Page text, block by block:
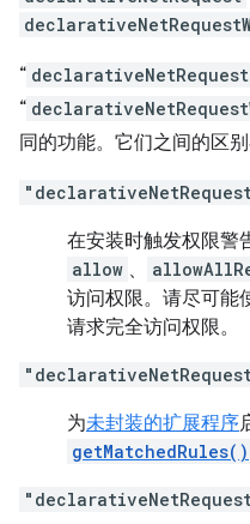
“ declarativeNetRequest
“
同的功能。它们之间的区
在安装时触发权限警
allow 、
访问权限。请尽可能
请求完全访问权限。
为未封装的扩展程序
getMatchedRules()